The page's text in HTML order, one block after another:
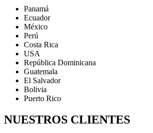
Panamá
Ecuador
México
Perú
Costa Rica
USA
República Dominicana
Guatemala
El Salvador
Bolivia
Puerto Rico
NUESTROS CLIENTES